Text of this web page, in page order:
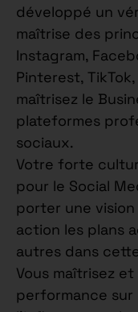
développé un
maîtrise des
Instagram,
Pinterest,
maîtrisez le
plateformes
sociaux.
Votre forte
pour le Social
porter une
action les plans
autres dans
Vous maîtrisez
performance sur